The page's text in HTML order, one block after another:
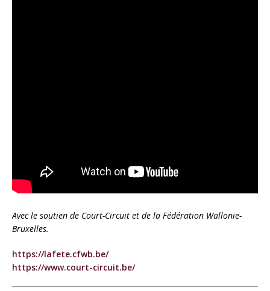
Avec le soutien de Court-Circuit et de la Fédération Wallonie-
Bruxelles.
https://lafete.cfwb.be/
https://www.court-circuit.be/